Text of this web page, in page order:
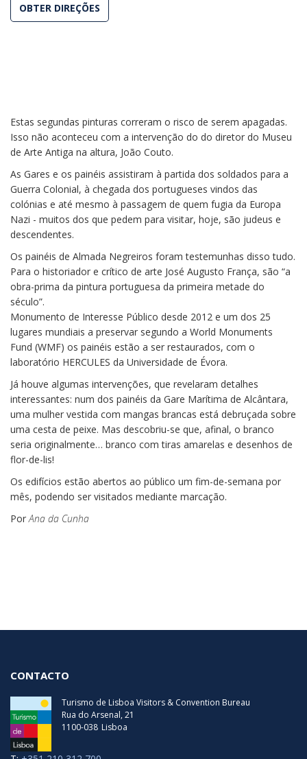
OBTER DIREÇÕES
Estas segundas pinturas correram o risco de serem apagadas.
Isso não aconteceu com a intervenção do do diretor do Museu
de Arte Antiga na altura, João Couto.
As Gares e os painéis assistiram à partida dos soldados para a
Guerra Colonial, à chegada dos portugueses vindos das
colónias e até mesmo à passagem de quem fugia da Europa
Nazi - muitos dos que pedem para visitar, hoje, são judeus e
descendentes.
Os painéis de Almada Negreiros foram testemunhas disso tudo.
Para o historiador e crítico de arte José Augusto França, são “a
obra-prima da pintura portuguesa da primeira metade do
século”.
Monumento de Interesse Público desde 2012 e um dos 25
lugares mundiais a preservar segundo a World Monuments
Fund (WMF) os painéis estão a ser restaurados, com o
laboratório HERCULES da Universidade de Évora.
Já houve algumas intervenções, que revelaram detalhes
interessantes: num dos painéis da Gare Marítima de Alcântara,
uma mulher vestida com mangas brancas está debruçada sobre
uma cesta de peixe. Mas descobriu-se que, afinal, o branco
seria originalmente… branco com tiras amarelas e desenhos de
flor-de-lis!
Os edifícios estão abertos ao público um fim-de-semana por
mês, podendo ser visitados mediante marcação.
Por Ana da Cunha
CONTACTO
Turismo de Lisboa Visitors & Convention Bureau
Rua do Arsenal, 21
1100-038 Lisboa